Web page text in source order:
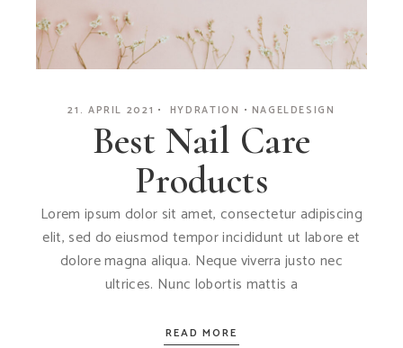
21. APRIL 2021 HYDRATION NAGELDESIGN
Best Nail Care
Products
Lorem ipsum dolor sit amet, consectetur adipiscing
elit, sed do eiusmod tempor incididunt ut labore et
dolore magna aliqua. Neque viverra justo nec
ultrices. Nunc lobortis mattis a
READ MORE